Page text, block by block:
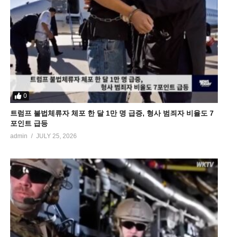
0
트럼프 불법체류자 체포 한 달 1만 명 급증, 형사 범죄자 비율도 7
포인트 급등
admin JULY 25, 2026